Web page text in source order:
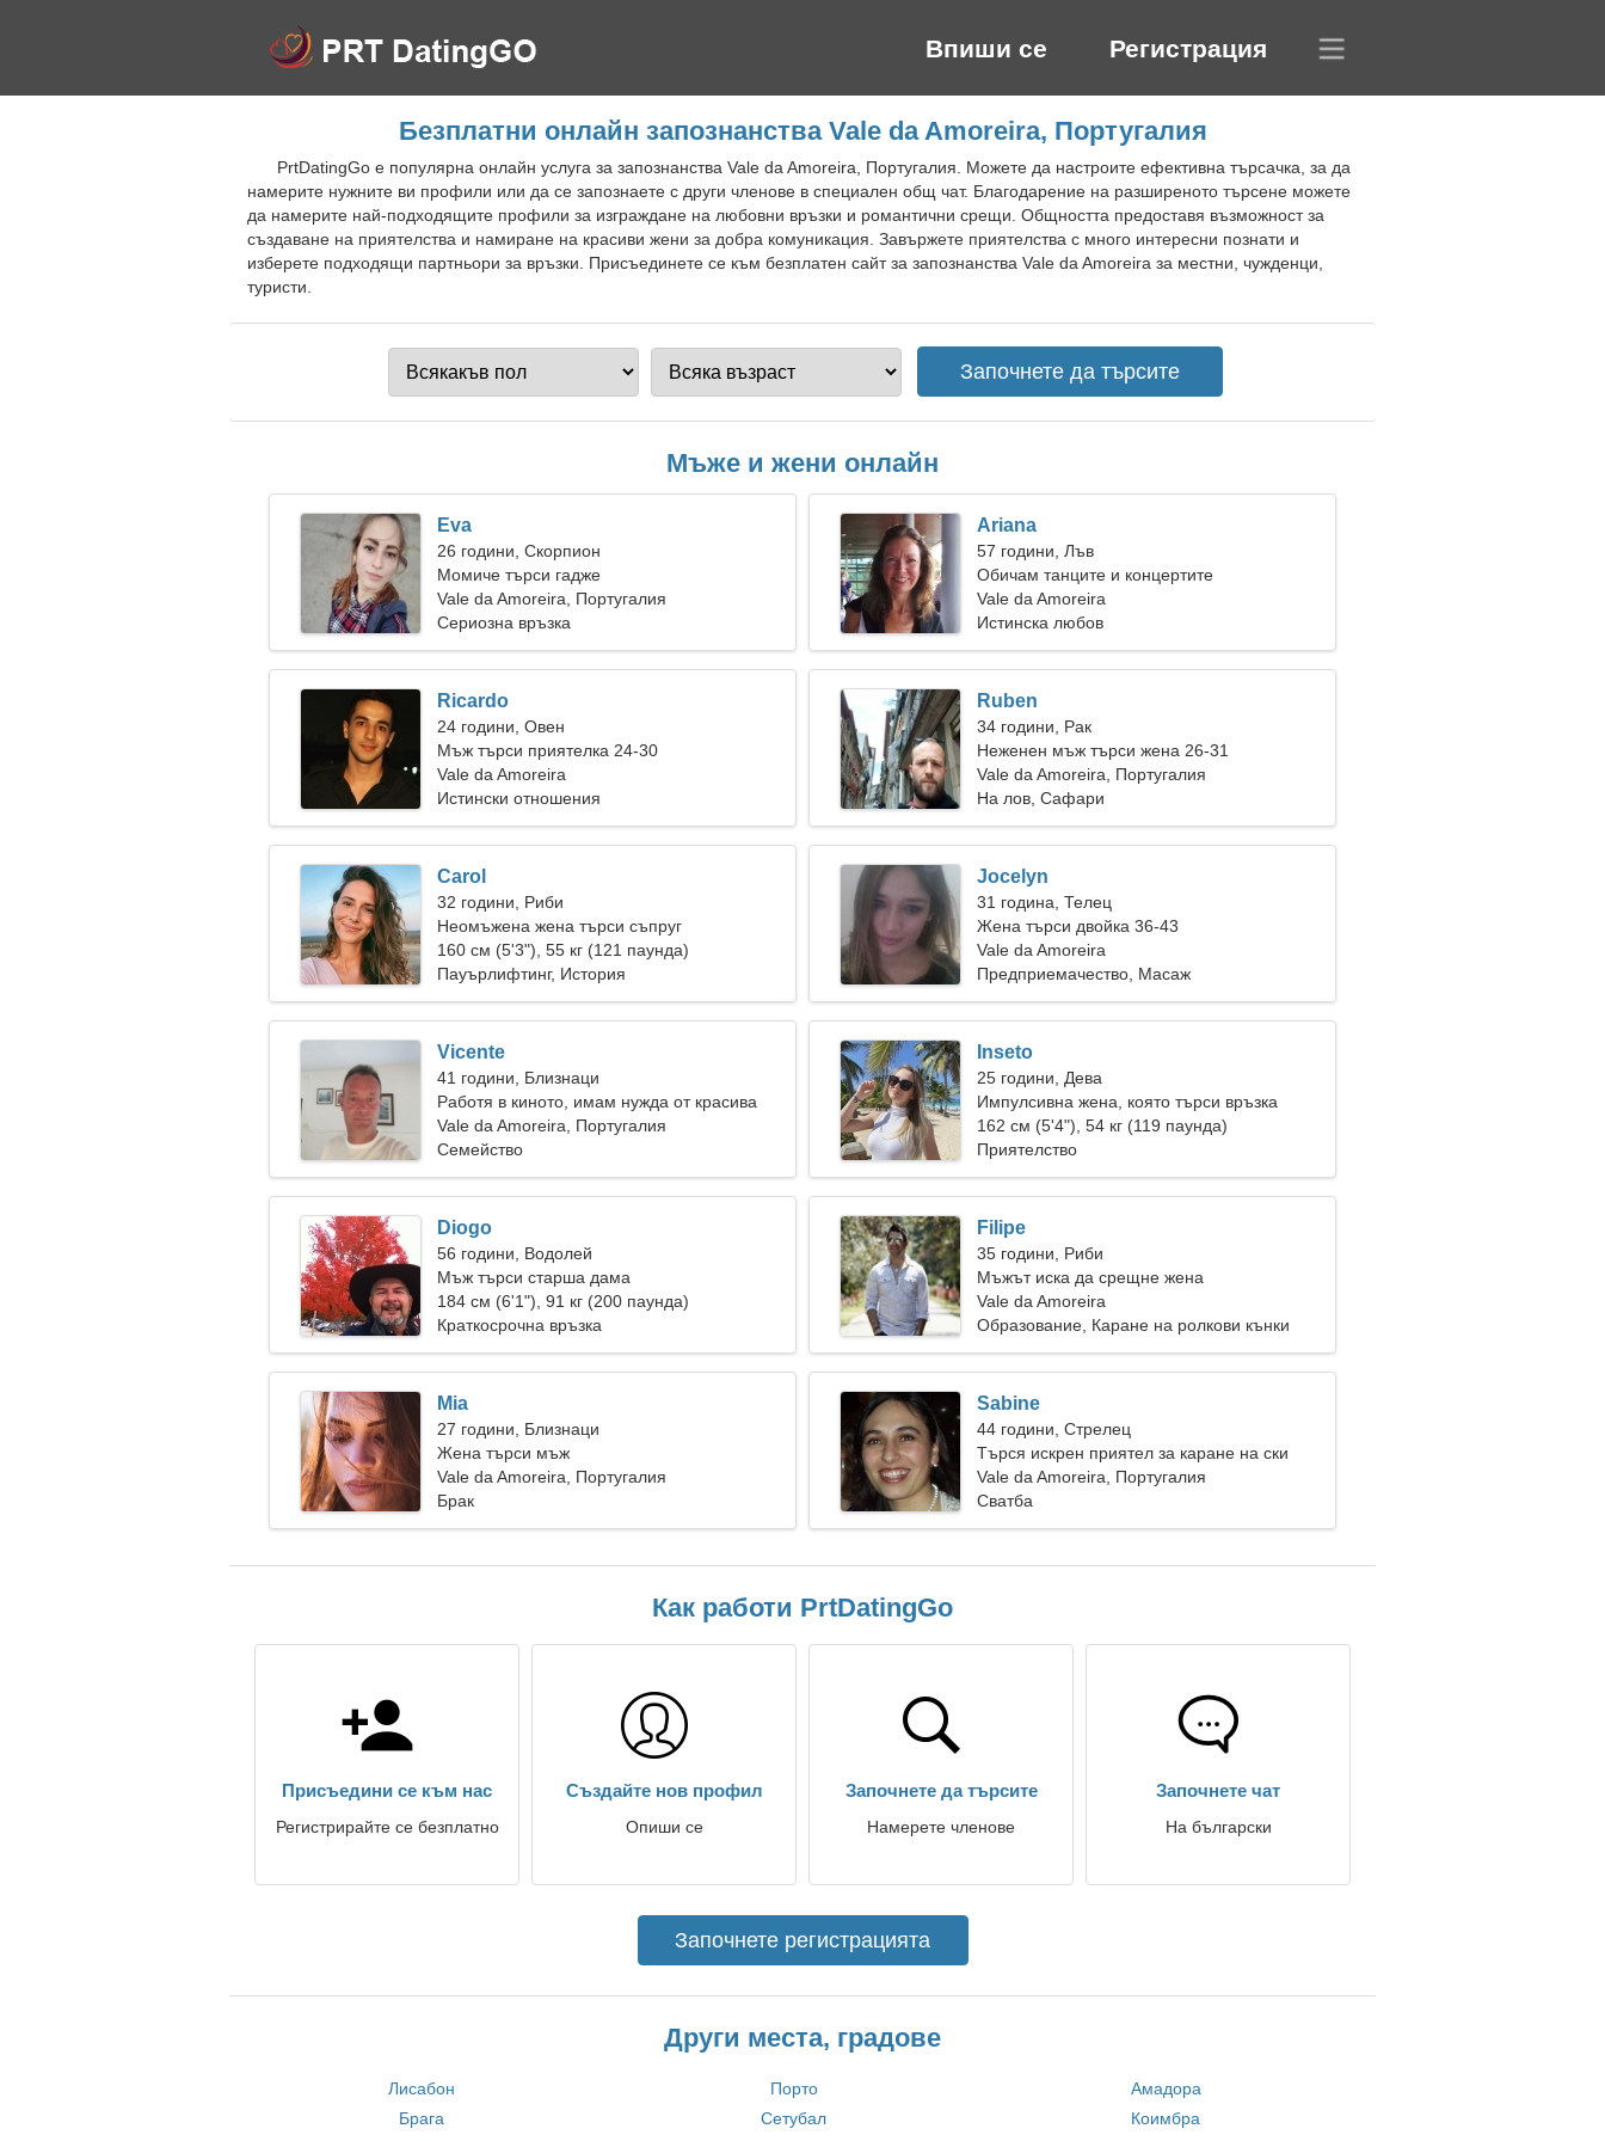
Впиши се Регистрация
Безплатни онлайн запознанства Vale da Amoreira, Португалия
PrtDatingGo е популярна онлайн услуга за запознанства Vale da Amoreira, Португалия. Можете да настроите ефективна търсачка, за да
намерите нужните ви профили или да се запознаете с други членове в специален общ чат. Благодарение на разширеното търсене можете
да намерите най-подходящите профили за изграждане на любовни връзки и романтични срещи. Общността предоставя възможност за
създаване на приятелства и намиране на красиви жени за добра комуникация. Завържете приятелства с много интересни познати и
изберете подходящи партньори за връзки. Присъединете се към безплатен сайт за запознанства Vale da Amoreira за местни, чужденци,
туристи.
Мъже и жени онлайн
Eva
26 години, Скорпион
Момиче търси гадже
Vale da Amoreira, Португалия
Сериозна връзка
Ariana
57 години, Лъв
Обичам танците и концертите
Vale da Amoreira
Истинска любов
Ricardo
24 години, Овен
Мъж търси приятелка 24-30
Vale da Amoreira
Истински отношения
Ruben
34 години, Рак
Неженен мъж търси жена 26-31
Vale da Amoreira, Португалия
На лов, Сафари
Carol
32 години, Риби
Неомъжена жена търси съпруг
160 см (5'3"), 55 кг (121 паунда)
Пауърлифтинг, История
Jocelyn
31 година, Телец
Жена търси двойка 36-43
Vale da Amoreira
Предприемачество, Масаж
Vicente
41 години, Близнаци
Работя в киното, имам нужда от красива
жена
Vale da Amoreira, Португалия
Семейство
Inseto
25 години, Дева
Импулсивна жена, която търси връзка
162 см (5'4"), 54 кг (119 паунда)
Приятелство
Diogo
56 години, Водолей
Мъж търси старша дама
184 см (6'1"), 91 кг (200 паунда)
Краткосрочна връзка
Filipe
35 години, Риби
Мъжът иска да срещне жена
Vale da Amoreira
Образование, Каране на ролкови кънки
Mia
27 години, Близнаци
Жена търси мъж
Vale da Amoreira, Португалия
Брак
Sabine
44 години, Стрелец
Търся искрен приятел за каране на ски
заедно
Vale da Amoreira, Португалия
Сватба
Как работи PrtDatingGo
Присъедини се към нас
Регистрирайте се безплатно
Създайте нов профил
Опиши се
Започнете да търсите
Намерете членове
Започнете чат
На български
Започнете регистрацията
Други места, градове
Лисабон Порто
Амадора
Брага
Сетубал
Коимбра